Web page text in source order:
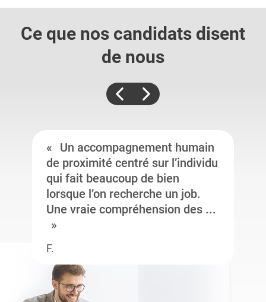
Ce que nos candidats disent
de nous
Un accompagnement humain
de proximité centré sur l’individu
qui fait beaucoup de bien
lorsque l’on recherche un job.
Une vraie compréhension des ...
F.